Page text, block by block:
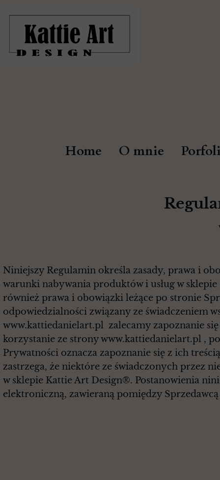
Home O mnie
Niniejszy Regulamin określa zasady, prawa i
warunki nabywania produktów i usług w
również prawa i obowiązki leżące po stronie
odpowiedzialności związany ze świadczeniem
www.kattiedanielart.pl zalecamy zapoznanie
korzystanie ze strony www.kattiedanielart.pl ,
Prywatności oznacza zapoznanie się z ich
zastrzega, że niektóre ze świadczonych przez
w sklepie Kattie Art Design®. Postanowienia
elektroniczną, zawieraną pomiędzy